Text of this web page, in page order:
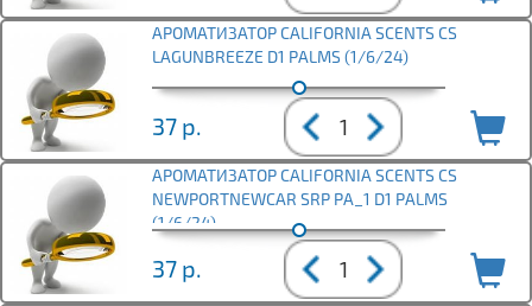
АРОМАТИЗАТОР CALIFORNIA SCENTS CS
LAGUNBREEZE D1 PALMS (1/6/24)
37 р.
АРОМАТИЗАТОР CALIFORNIA SCENTS CS
NEWPORTNEWCAR SRP PA_1 D1 PALMS
(1/6/24)
37 р.